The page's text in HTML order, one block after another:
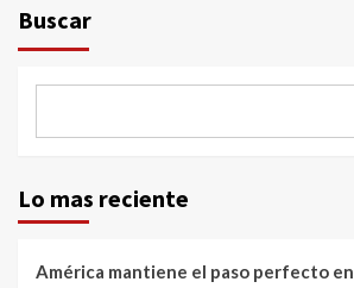
Buscar
Lo mas reciente
América mantiene el paso perfecto en